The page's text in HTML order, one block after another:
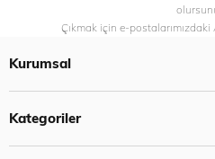
Çıkmak için e-
Kurumsal
Kategoriler